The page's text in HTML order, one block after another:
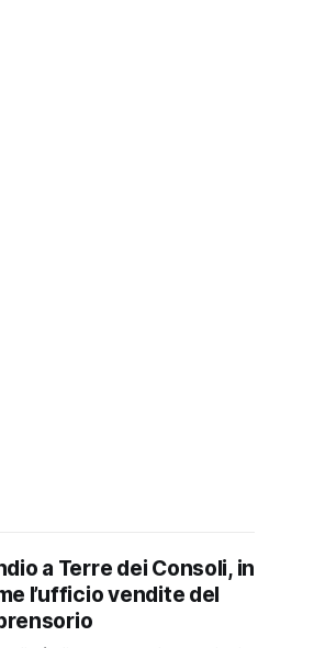
a Terre dei Consoli, in
l’ufficio vendite del